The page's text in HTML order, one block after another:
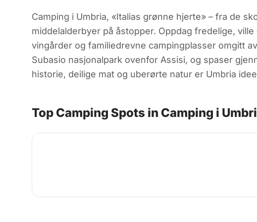
Camping i Umbria, «Italias grønne hjerte» – fra de
middelalderbyer på åstopper. Oppdag fredelige,
vingårder og familiedrevne campingplasser omgitt
Subasio nasjonalpark ovenfor Assisi, og spaser
historie, deilige mat og uberørte natur er Umbria
Top Camping Spots in Camping i